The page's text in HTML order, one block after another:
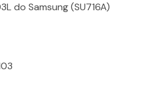
do Samsung (SU716A)